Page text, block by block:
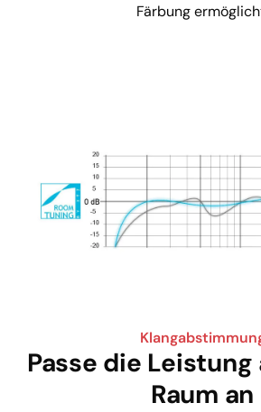
Färbung
Passe die
Raum an